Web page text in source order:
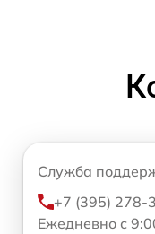
Служба
+7 (395) 278-
Ежедневно с